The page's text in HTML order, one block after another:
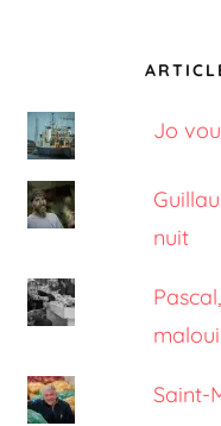
Jo
nuit
Saint-